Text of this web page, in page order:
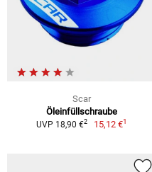
Scar
Öleinfüllschraube
UVP 18,90 €2 15,12 €1